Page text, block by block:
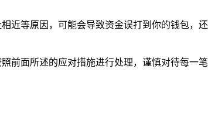
近等原因，可能会导致资金误打到你的钱包，
前面所述的应对措施进行处理，谨慎对待每一